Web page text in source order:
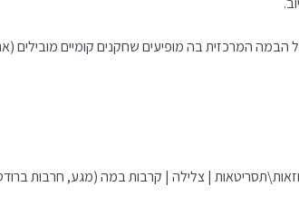
| צלילה | קרבות במה (מגע, חרבות